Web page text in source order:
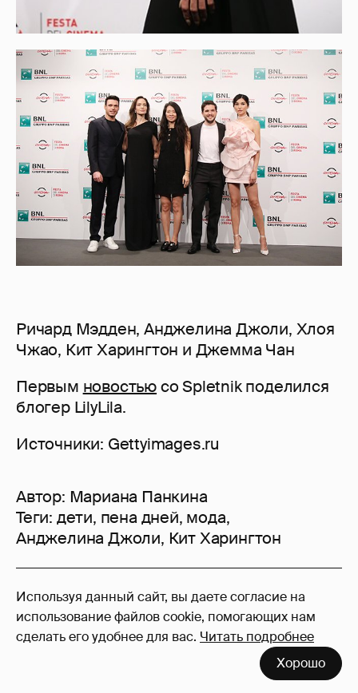
Используя данный сайт, вы даете согласие на
использование файлов cookie, помогающих нам
сделать его удобнее для вас. Читать подробнее
Хорошо
Ричард Мэдден, Анджелина Джоли, Хлоя
Чжао, Кит Харингтон и Джемма Чан
Первым новостьюсо Spletnik поделился
блогер LilyLila.
Источники: Gettyimages.ru
Автор: Мариана Панкина
Теги: дети, пена дней, мода,
Анджелина Джоли, Кит Харингтон
147
Войдите в аккаунт, чтобы читать и
оставлять комментарии